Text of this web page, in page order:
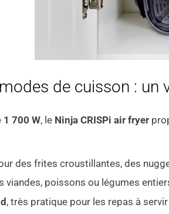
de cuisson : un
1 700 W, le Ninja CRISPi air fryer
des frites croustillantes, des
viandes, poissons ou légumes
, très pratique pour les repas à